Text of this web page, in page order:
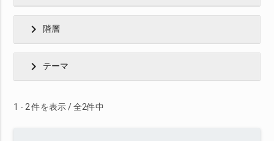
chevron_right 階層
chevron_right テーマ
1 - 2 件を表示 / 全2件中